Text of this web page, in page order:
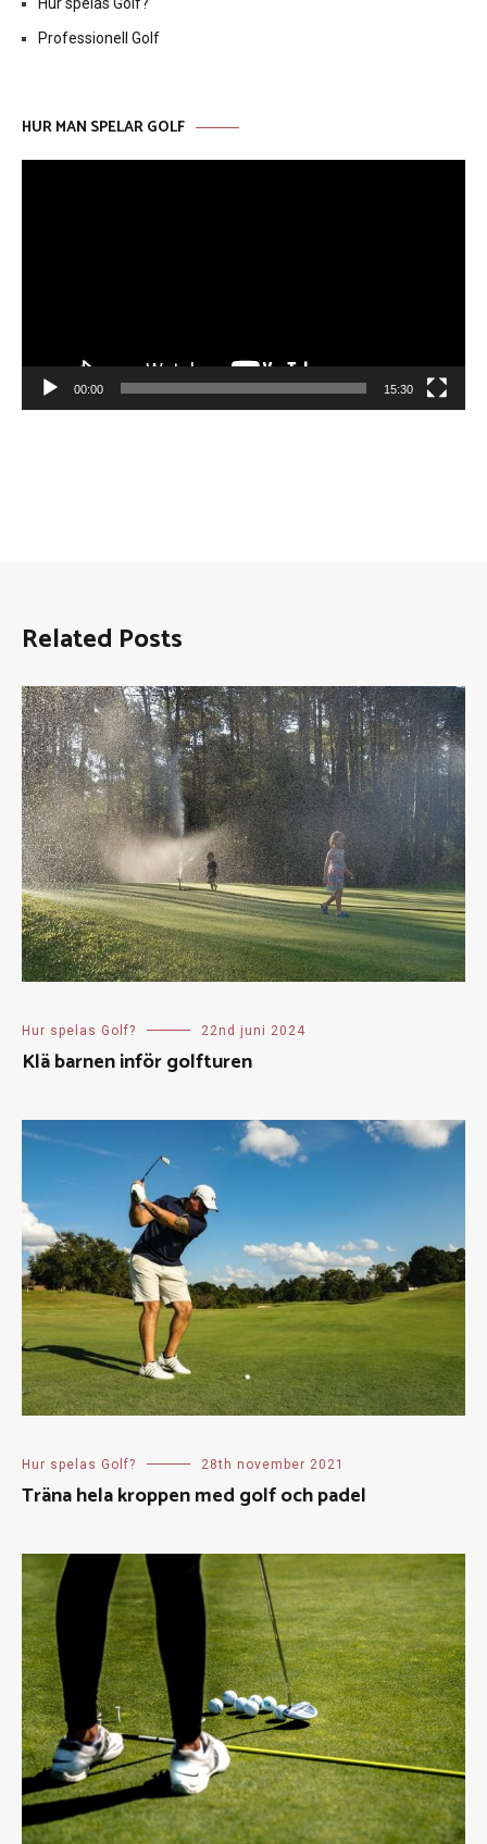
Hur spelas Golf?
Professionell Golf
HUR MAN SPELAR GOLF
00:00 15:30
Related Posts
Hur spelas Golf? 22nd juni 2024
Klä barnen inför golfturen
Hur spelas Golf? 28th november 2021
Träna hela kroppen med golf och padel